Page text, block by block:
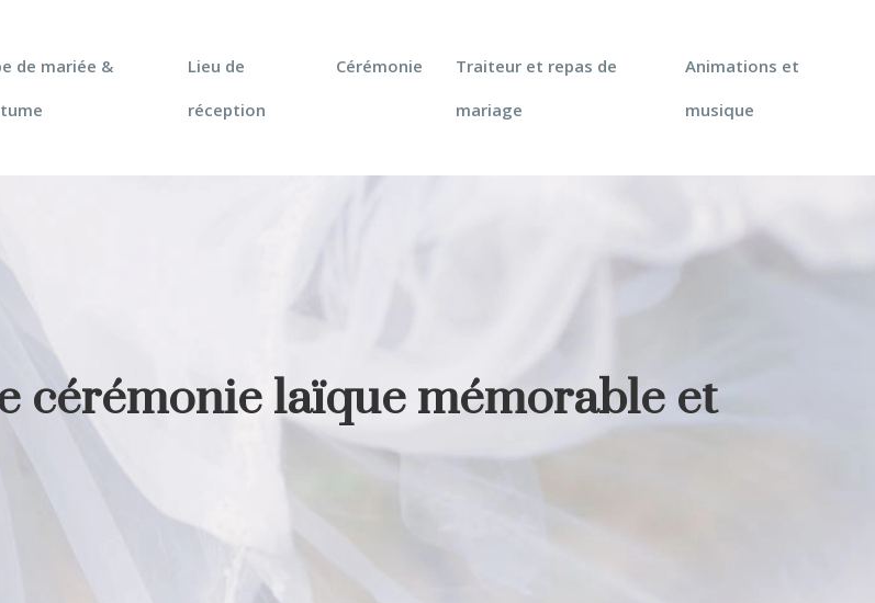
de mariée &
Lieu de
réception
Cérémonie
Traiteur et repas de
mariage
Animations et
musique
cérémonie laïque mémorable et